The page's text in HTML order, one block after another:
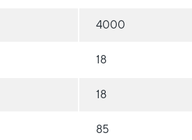
4000
18
18
85